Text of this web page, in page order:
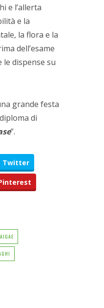
e l’allerta
e la
la flora e la
dell’esame
dispense su
grande festa
di
”.
Twitter